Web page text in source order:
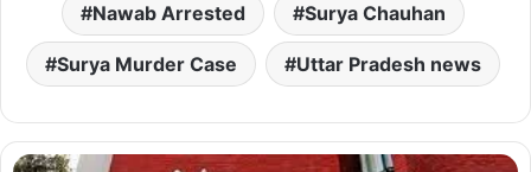
Nawab Arrested Surya Chauhan
Surya Murder Case Uttar Pradesh news